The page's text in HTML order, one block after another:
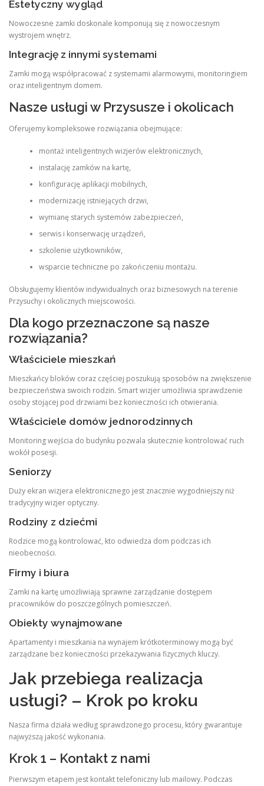
Estetyczny wygląd
Nowoczesne zamki doskonale komponują się z nowoczesnym
wystrojem wnętrz.
Integrację z innymi systemami
Zamki mogą współpracować z systemami alarmowymi, monitoringiem
oraz inteligentnym domem.
Nasze usługi w Przysusze i okolicach
Oferujemy kompleksowe rozwiązania obejmujące:
montaż inteligentnych wizjerów elektronicznych,
instalację zamków na kartę,
konfigurację aplikacji mobilnych,
modernizację istniejących drzwi,
wymianę starych systemów zabezpieczeń,
serwis i konserwację urządzeń,
szkolenie użytkowników,
wsparcie techniczne po zakończeniu montażu.
Obsługujemy klientów indywidualnych oraz biznesowych na terenie
Przysuchy i okolicznych miejscowości.
Dla kogo przeznaczone są nasze
rozwiązania?
Właściciele mieszkań
Mieszkańcy bloków coraz częściej poszukują sposobów na zwiększenie
bezpieczeństwa swoich rodzin. Smart wizjer umożliwia sprawdzenie
osoby stojącej pod drzwiami bez konieczności ich otwierania.
Właściciele domów jednorodzinnych
Monitoring wejścia do budynku pozwala skutecznie kontrolować ruch
wokół posesji.
Seniorzy
Duży ekran wizjera elektronicznego jest znacznie wygodniejszy niż
tradycyjny wizjer optyczny.
Rodziny z dziećmi
Rodzice mogą kontrolować, kto odwiedza dom podczas ich
nieobecności.
Firmy i biura
Zamki na kartę umożliwiają sprawne zarządzanie dostępem
pracowników do poszczególnych pomieszczeń.
Obiekty wynajmowane
Apartamenty i mieszkania na wynajem krótkoterminowy mogą być
zarządzane bez konieczności przekazywania fizycznych kluczy.
Jak przebiega realizacja
usługi? – Krok po kroku
Nasza firma działa według sprawdzonego procesu, który gwarantuje
najwyższą jakość wykonania.
Krok 1 – Kontakt z nami
Pierwszym etapem jest kontakt telefoniczny lub mailowy. Podczas